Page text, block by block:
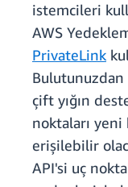
istemcileri
AWS
PrivateLink
çift yığın
noktaları yeni
erişilebilir
API'si uç